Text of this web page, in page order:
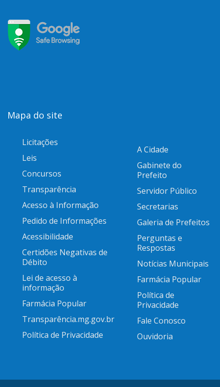
Mapa do site
Licitações
Leis
Concursos
Transparência
Acesso à Informação
Pedido de Informações
Acessibilidade
Certidões Negativas de
Débito
Lei de acesso à
informação
Farmácia Popular
Transparência.mg.gov.br
Política de Privacidade
A Cidade
Gabinete do
Prefeito
Servidor Público
Secretarias
Galeria de Prefeitos
Perguntas e
Respostas
Notícias Municipais
Farmácia Popular
Política de
Privacidade
Fale Conosco
Ouvidoria